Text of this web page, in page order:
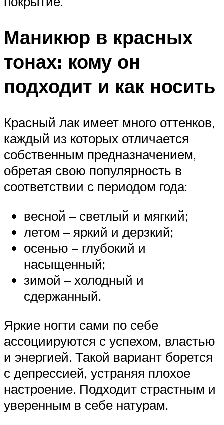
Маникюр в красных
тонах: кому он
подходит и как носить
Красный лак имеет много оттенков,
каждый из которых отличается
собственным предназначением,
обретая свою популярность в
соответствии с периодом года:
весной – светлый и мягкий;
летом – яркий и дерзкий;
осенью – глубокий и
насыщенный;
зимой – холодный и
сдержанный.
Яркие ногти сами по себе
ассоциируются с успехом, властью
и энергией. Такой вариант борется
с депрессией, устраняя плохое
настроение. Подходит страстным и
уверенным в себе натурам.